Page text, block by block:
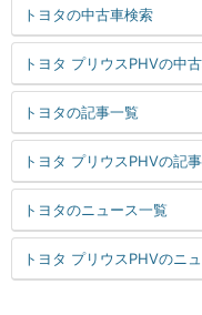
トヨタの中古車検索
トヨタ プリウスPHVの中
トヨタの記事一覧
トヨタ プリウスPHVの記
トヨタのニュース一覧
トヨタ プリウスPHVのニ